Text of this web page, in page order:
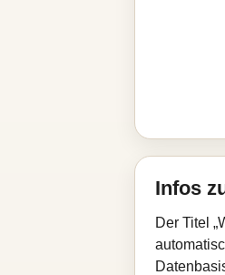
Infos
Der Titel